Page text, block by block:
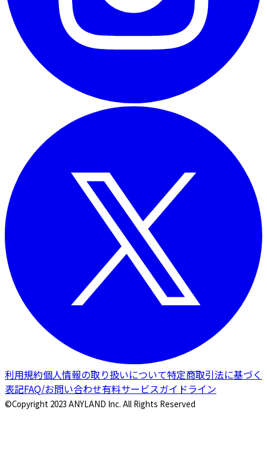
利用規約個人情報の取り扱いについて特定商取引法に基づく
表記FAQ/お問い合わせ有料サービスガイドライン
©Copyright 2023 ANYLAND Inc. All Rights Reserved